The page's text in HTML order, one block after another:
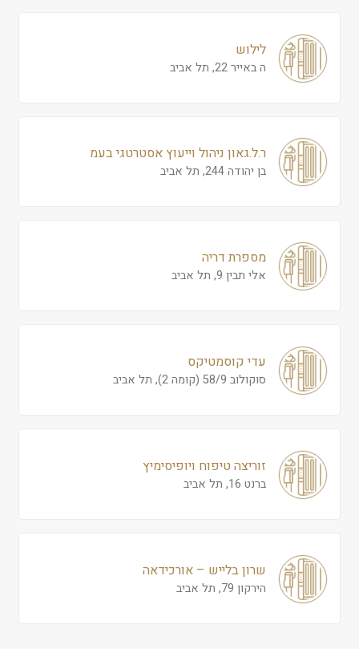
לילוש
ה באייר 22, תל אביב
ר.ל.גאון ניהול וייעוץ אסטרטגי בעמ
בן יהודה 244, תל אביב
מספרת דריה
אלי תבין 9, תל אביב
עדי קוסמטיקס
סוקולוב 58/9 (קומה 2), תל אביב
זוריצה טיפוח ויופיסימיץ
ברנט 16, תל אביב
שרון בלייש – אורכידאה
הירקון 79, תל אביב